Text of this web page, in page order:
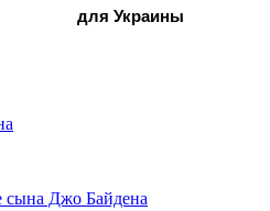
для Украины
сына Джо Байдена